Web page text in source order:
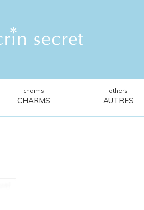
charms
CHARMS
others
AUTRES